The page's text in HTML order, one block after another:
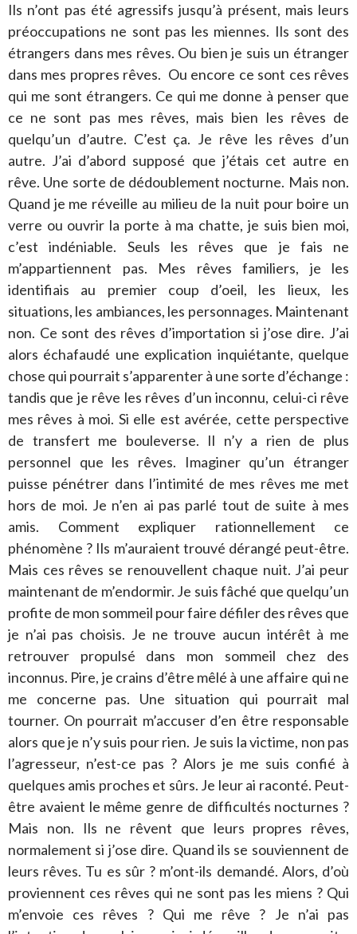
Ils n’ont pas été agressifs jusqu’à présent, mais leurs
préoccupations ne sont pas les miennes. Ils sont des
étrangers dans mes rêves. Ou bien je suis un étranger
dans mes propres rêves. Ou encore ce sont ces rêves
qui me sont étrangers. Ce qui me donne à penser que
ce ne sont pas mes rêves, mais bien les rêves de
quelqu’un d’autre. C’est ça. Je rêve les rêves d’un
autre. J’ai d’abord supposé que j’étais cet autre en
rêve. Une sorte de dédoublement nocturne. Mais non.
Quand je me réveille au milieu de la nuit pour boire un
verre ou ouvrir la porte à ma chatte, je suis bien moi,
c’est indéniable. Seuls les rêves que je fais ne
m’appartiennent pas. Mes rêves familiers, je les
identifiais au premier coup d’oeil, les lieux, les
situations, les ambiances, les personnages. Maintenant
non. Ce sont des rêves d’importation si j’ose dire. J’ai
alors échafaudé une explication inquiétante, quelque
chose qui pourrait s’apparenter à une sorte d’échange :
tandis que je rêve les rêves d’un inconnu, celui-ci rêve
mes rêves à moi. Si elle est avérée, cette perspective
de transfert me bouleverse. Il n’y a rien de plus
personnel que les rêves. Imaginer qu’un étranger
puisse pénétrer dans l’intimité de mes rêves me met
hors de moi. Je n’en ai pas parlé tout de suite à mes
amis. Comment expliquer rationnellement ce
phénomène ? Ils m’auraient trouvé dérangé peut-être.
Mais ces rêves se renouvellent chaque nuit. J’ai peur
maintenant de m’endormir. Je suis fâché que quelqu’un
profite de mon sommeil pour faire défiler des rêves que
je n’ai pas choisis. Je ne trouve aucun intérêt à me
retrouver propulsé dans mon sommeil chez des
inconnus. Pire, je crains d’être mêlé à une affaire qui ne
me concerne pas. Une situation qui pourrait mal
tourner. On pourrait m’accuser d’en être responsable
alors que je n’y suis pour rien. Je suis la victime, non pas
l’agresseur, n’est-ce pas ? Alors je me suis confié à
quelques amis proches et sûrs. Je leur ai raconté. Peut-
être avaient le même genre de difficultés nocturnes ?
Mais non. Ils ne rêvent que leurs propres rêves,
normalement si j’ose dire. Quand ils se souviennent de
leurs rêves. Tu es sûr ? m’ont-ils demandé. Alors, d’où
proviennent ces rêves qui ne sont pas les miens ? Qui
m’envoie ces rêves ? Qui me rêve ? Je n’ai pas